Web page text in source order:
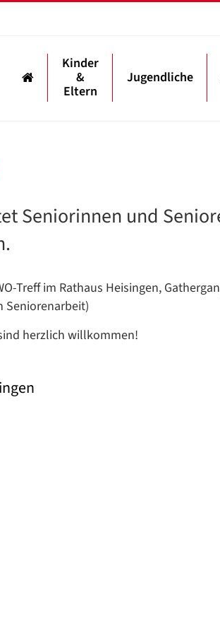
Kinder
&
Eltern
Jugendliche
Seniorinnen und
Treff im Rathaus Heisingen,
Seniorenarbeit)
herzlich willkommen!